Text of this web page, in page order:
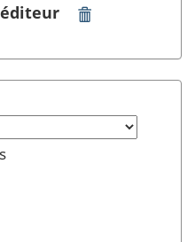
Sujet
et
des
musées
dans
Auteur